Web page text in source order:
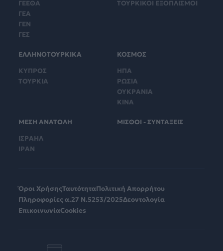
ΓΕΕΘΑ
ΓΕΑ
ΓΕΝ
ΓΕΣ
ΤΟΥΡΚΙΚΟΙ ΕΞΟΠΛΙΣΜΟΙ
ΕΛΛΗΝΟΤΟΥΡΚΙΚΑ
ΚΥΠΡΟΣ
ΤΟΥΡΚΙΑ
ΚΟΣΜΟΣ
ΗΠΑ
ΡΩΣΙΑ
ΟΥΚΡΑΝΙΑ
ΚΙΝΑ
ΜΕΣΗ ΑΝΑΤΟΛΗ
ΙΣΡΑΗΛ
ΙΡΑΝ
ΜΙΣΘΟΙ - ΣΥΝΤΑΞΕΙΣ
Όροι ΧρήσηςΤαυτότηταΠολιτική Απορρήτου
Πληροφορίες α.27 Ν.5253/2025Δεοντολογία
ΕπικοινωνίαCookies